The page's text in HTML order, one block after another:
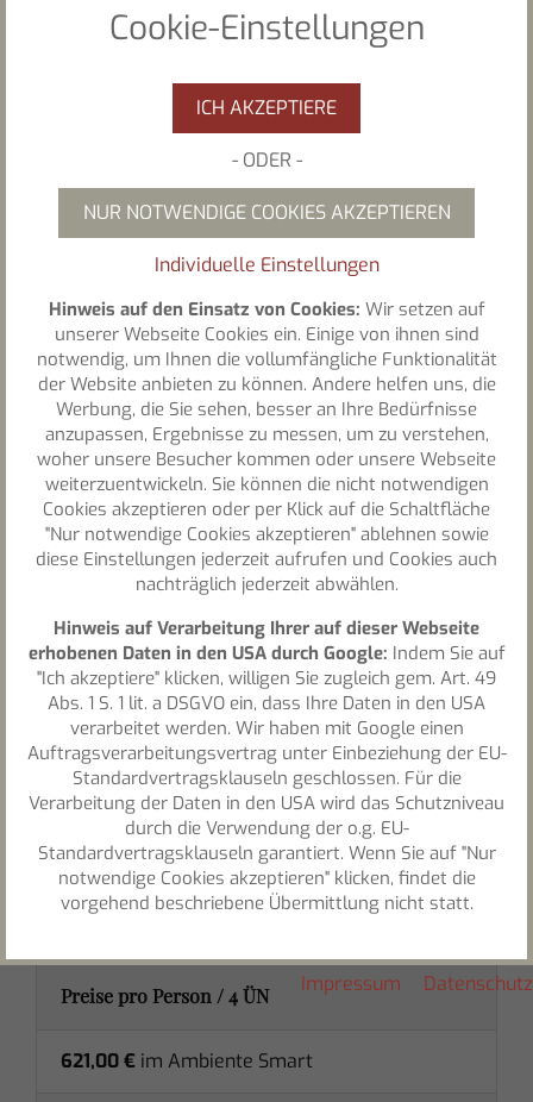
im Ambiente Smart
oder Appartement „Magnolie“ im Nebenhaus
oder Appartement „Seerose“ im Nebenhaus
631,50 €im Wellness-Zimmer
­oder Appartement „Lilie“ oder „Orchidee“ im
Nebenhaus
4 x Übernachtung/Halbpension
Vollpension am 1. Weihnachtsfeiertag
täglich eine geführte Wanderung
Kostenlose Nutzung Quellkraft, Nieder Natur-
SPA
Preise pro Person / 4 ÜN
621,00 € im Ambiente Smart
Cookie-Einstellungen
ICH AKZEPTIERE
- ODER -
NUR NOTWENDIGE COOKIES AKZEPTIEREN
Individuelle Einstellungen
Hinweis auf den Einsatz von Cookies: Wir setzen auf
unserer Webseite Cookies ein. Einige von ihnen sind
notwendig, um Ihnen die vollumfängliche Funktionalität
der Website anbieten zu können. Andere helfen uns, die
Werbung, die Sie sehen, besser an Ihre Bedürfnisse
anzupassen, Ergebnisse zu messen, um zu verstehen,
woher unsere Besucher kommen oder unsere Webseite
weiterzuentwickeln. Sie können die nicht notwendigen
Cookies akzeptieren oder per Klick auf die Schaltfläche
"Nur notwendige Cookies akzeptieren" ablehnen sowie
diese Einstellungen jederzeit aufrufen und Cookies auch
nachträglich jederzeit abwählen.
Hinweis auf Verarbeitung Ihrer auf dieser Webseite
erhobenen Daten in den USA durch Google: Indem Sie auf
"Ich akzeptiere" klicken, willigen Sie zugleich gem. Art. 49
Abs. 1 S. 1 lit. a DSGVO ein, dass Ihre Daten in den USA
verarbeitet werden. Wir haben mit Google einen
Auftragsverarbeitungsvertrag unter Einbeziehung der EU-
Standardvertragsklauseln geschlossen. Für die
Verarbeitung der Daten in den USA wird das Schutzniveau
durch die Verwendung der o.g. EU-
Standardvertragsklauseln garantiert. Wenn Sie auf "Nur
notwendige Cookies akzeptieren" klicken, findet die
vorgehend beschriebene Übermittlung nicht statt.
Impressum Datenschutz